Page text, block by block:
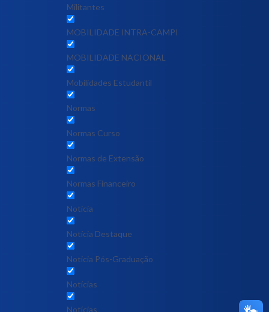
Militantes
MOBILIDADE INTRA-CAMPI
MOBILIDADE NACIONAL
Mobilidades Estudantil
Normas
Normas Curso
Normas de Extensão
Normas Financeiro
Notícia
Notícia Destaque
Noticia Pós-Graduação
Notícias
Notícias